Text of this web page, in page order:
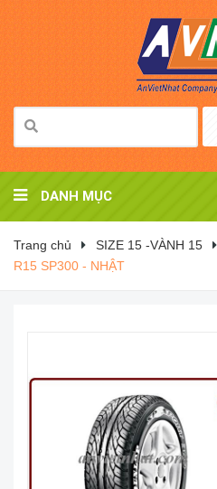
DANH MỤC
Trang chủ SIZE 15 -VÀNH 15
R15 SP300 - NHẬT